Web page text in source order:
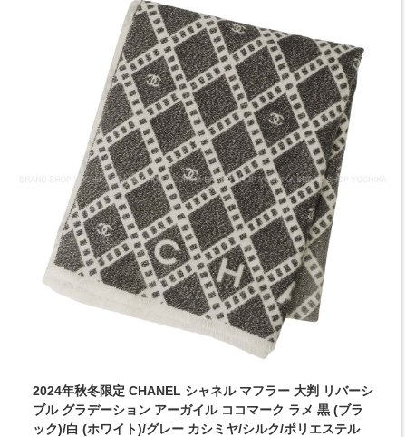
2024年秋冬限定 CHANEL シャネル マフラー 大判 リバーシ
ブル グラデーション アーガイル ココマーク ラメ 黒 (ブラ
ック)/白 (ホワイト)/グレー カシミヤ/シルク/ポリエステル